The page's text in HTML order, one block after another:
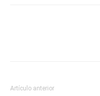
Artículo anterior